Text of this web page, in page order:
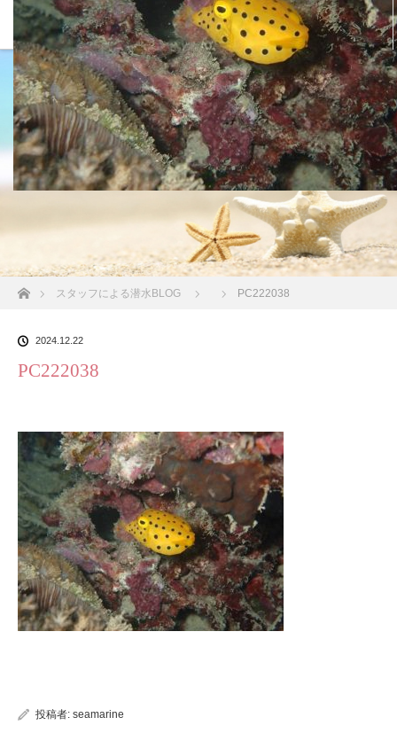
沖縄の海 BLOG
ホームスタッフによる潜水BLOG PC222038
2024.12.22
PC222038
投稿者: seamarine